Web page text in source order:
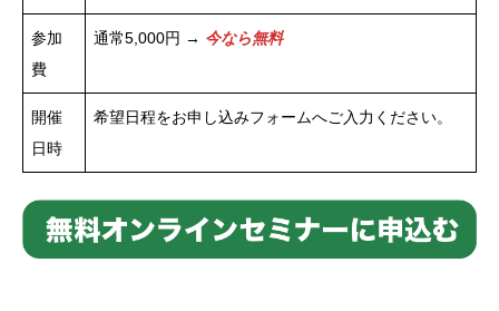
参加
費
通常5,000円 → 今なら無料
開催
日時
希望日程をお申し込みフォームへご入力ください。